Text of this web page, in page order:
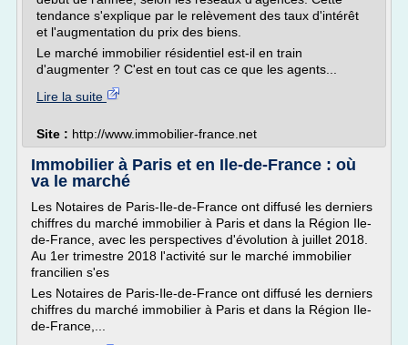
tendance s'explique par le relèvement des taux d'intérêt
et l'augmentation du prix des biens.
Le marché immobilier résidentiel est-il en train
d'augmenter ? C'est en tout cas ce que les agents...
Lire la suite
Site : http://www.immobilier-france.net
Immobilier à Paris et en Ile-de-France : où
va le marché
Les Notaires de Paris-Ile-de-France ont diffusé les derniers
chiffres du marché immobilier à Paris et dans la Région Ile-
de-France, avec les perspectives d'évolution à juillet 2018.
Au 1er trimestre 2018 l'activité sur le marché immobilier
francilien s'es
Les Notaires de Paris-Ile-de-France ont diffusé les derniers
chiffres du marché immobilier à Paris et dans la Région Ile-
de-France,...